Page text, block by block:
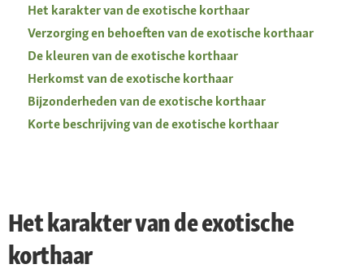
Het karakter van de exotische korthaar
Verzorging en behoeften van de exotische korthaar
De kleuren van de exotische korthaar
Herkomst van de exotische korthaar
Bijzonderheden van de exotische korthaar
Korte beschrijving van de exotische korthaar
Het karakter van de exotische
korthaar